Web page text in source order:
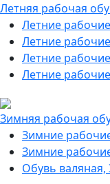
Летняя рабочая
Летние
Летние
Летние
Летние
Зимняя рабочая
Зимние
Зимние
Обувь валяная,